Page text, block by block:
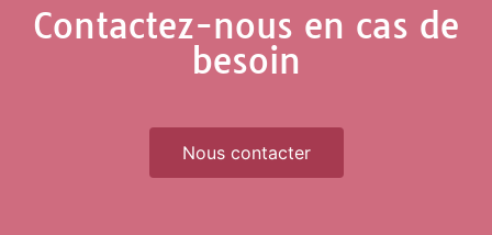
Contactez-nous en cas de
besoin
Nous contacter